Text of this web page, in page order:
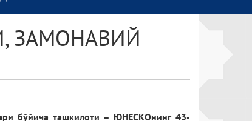
ЗАМОНАВИЙ
бўйича ташкилоти – ЮНЕСКОнинг 43-